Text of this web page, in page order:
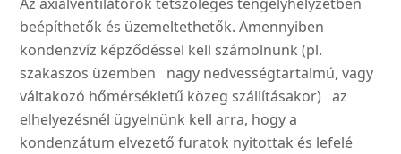
Az axiálventilátorok tetszőle­ges tengelyhelyzetben
beépít­hetők és üzemeltethetők. Amennyiben
kondenzvíz kép­ződéssel kell számolnunk (pl.
szakaszos üzemben nagy nedvességtartalmú, vagy
vál­takozó hőmérsékletű közeg szállításakor) az
elhelyezés­nél ügyelnünk kell arra, hogy a
kondenzátum elvezető fura­tok nyitottak és lefelé